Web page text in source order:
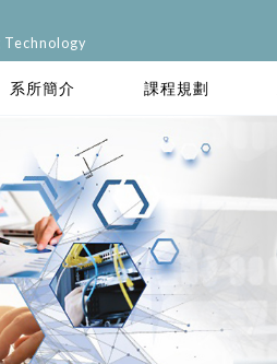
系所簡介 課程規劃